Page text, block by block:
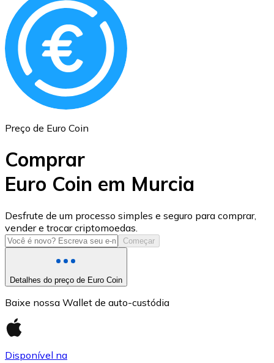
Ethereum
ETH
USD Coin
USDC
Preço de Euro Coin
Comprar
Euro Coin em Murcia
Desfrute de um processo simples e seguro para comprar,
vender e trocar criptomoedas.
Começar
Detalhes do preço de Euro Coin
Baixe nossa Wallet de auto-custódia
Disponível na